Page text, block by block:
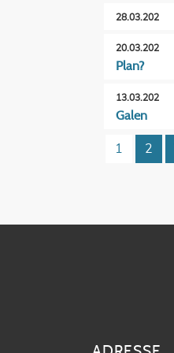
28.03.202
20.03.202
Plan?
13.03.202
Galen
1 2